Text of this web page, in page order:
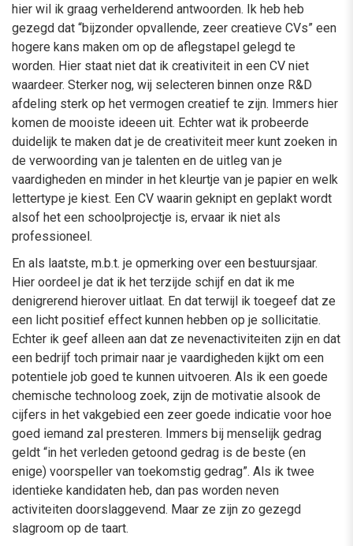
hier wil ik graag verhelderend antwoorden. Ik heb heb
gezegd dat “bijzonder opvallende, zeer creatieve CVs” een
hogere kans maken om op de aflegstapel gelegd te
worden. Hier staat niet dat ik creativiteit in een CV niet
waardeer. Sterker nog, wij selecteren binnen onze R&D
afdeling sterk op het vermogen creatief te zijn. Immers hier
komen de mooiste ideeen uit. Echter wat ik probeerde
duidelijk te maken dat je de creativiteit meer kunt zoeken in
de verwoording van je talenten en de uitleg van je
vaardigheden en minder in het kleurtje van je papier en welk
lettertype je kiest. Een CV waarin geknipt en geplakt wordt
alsof het een schoolprojectje is, ervaar ik niet als
professioneel.
En als laatste, m.b.t. je opmerking over een bestuursjaar.
Hier oordeel je dat ik het terzijde schijf en dat ik me
denigrerend hierover uitlaat. En dat terwijl ik toegeef dat ze
een licht positief effect kunnen hebben op je sollicitatie.
Echter ik geef alleen aan dat ze nevenactiviteiten zijn en dat
een bedrijf toch primair naar je vaardigheden kijkt om een
potentiele job goed te kunnen uitvoeren. Als ik een goede
chemische technoloog zoek, zijn de motivatie alsook de
cijfers in het vakgebied een zeer goede indicatie voor hoe
goed iemand zal presteren. Immers bij menselijk gedrag
geldt “in het verleden getoond gedrag is de beste (en
enige) voorspeller van toekomstig gedrag”. Als ik twee
identieke kandidaten heb, dan pas worden neven
activiteiten doorslaggevend. Maar ze zijn zo gezegd
slagroom op de taart.